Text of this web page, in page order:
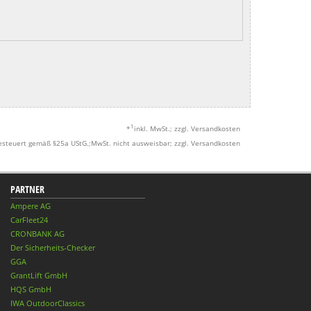
* 1 inkl. MwSt.; zzgl. Versandkosten
gemäß §25a UStG.;MwSt. nicht ausweisbar; zzgl. Versandkosten
PARTNER
Ampere AG
CarFleet24
CRONBANK AG
Der Sicherheits-Checker
GGA
GrantLift GmbH
HQS GmbH
IWA OutdoorClassics